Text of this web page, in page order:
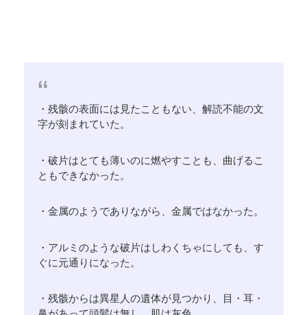
・残骸の表面には見たこともない、解読不能の文
字が刻まれていた。
・破片はとても薄いのに燃やすことも、曲げるこ
ともできなかった。
・金属のようでありながら、金属ではなかった。
・アルミのような破片はしわくちゃにしても、す
ぐに元通りになった。
・残骸からは異星人の遺体が見つかり、目・耳・